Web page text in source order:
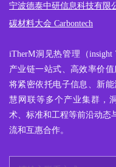
宁波德泰中研信息科技有限
碳材料大会 Carbontech
iTherM洞见热管理
（
产业链一站式、高效率价
将紧密依托电子信息、新
慧网联等多个产业集群，
术、标准和工程等前沿动态
流和互惠合作。